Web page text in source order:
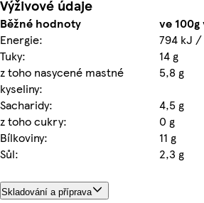
Výživové údaje
Běžné hodnoty
ve
Energie:
794 kJ /
Tuky:
14 g
z toho nasycené mastné
kyseliny:
5,8 g
Sacharidy:
4,5 g
z toho cukry:
0 g
Bílkoviny:
11 g
Sůl:
2,3 g
Skladování a příprava